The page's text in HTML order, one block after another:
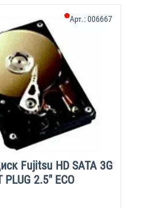
Fujitsu HD SATA 3G
PLUG 2.5" ECO
Арт.:006667